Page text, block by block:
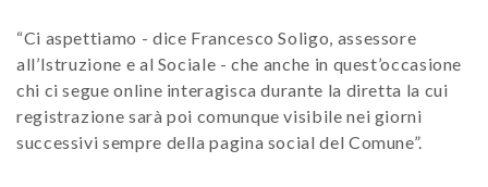
“Ci aspettiamo - dice Francesco Soligo, assessore
all’Istruzione e al Sociale - che anche in quest’occasione
chi ci segue online interagisca durante la diretta la cui
registrazione sarà poi comunque visibile nei giorni
successivi sempre della pagina social del Comune”.